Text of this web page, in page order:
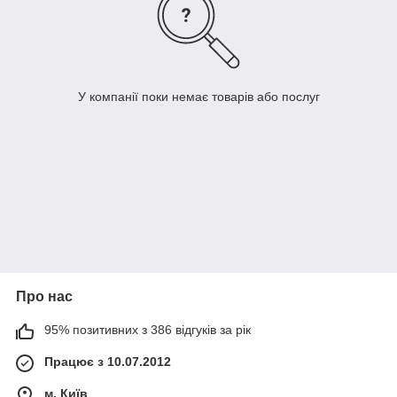
У компанії поки немає товарів або послуг
Про нас
95% позитивних з 386 відгуків за рік
Працює з 10.07.2012
м. Київ